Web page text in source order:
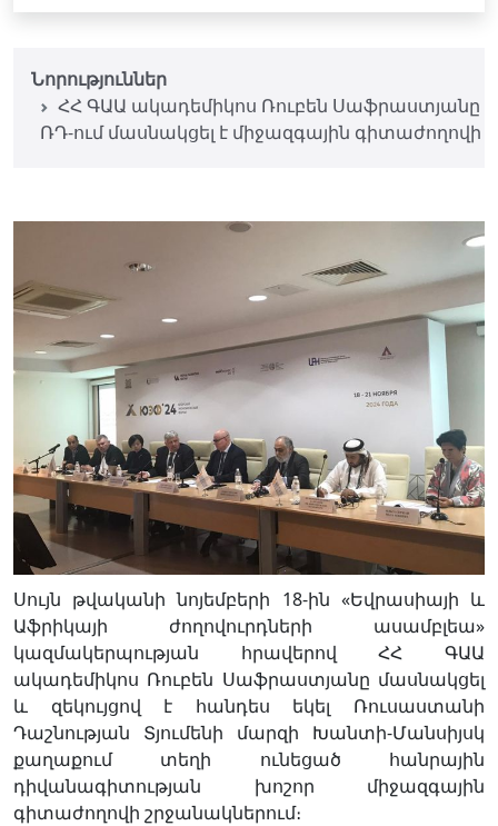
Նորություններ
ՀՀ ԳԱԱ ակադեմիկոս Ռուբեն Սաֆրաստյանը
ՌԴ-ում մասնակցել է միջազգային գիտաժողովի
Սույն թվականի նոյեմբերի 18-ին «Եվրասիայի և
Աֆրիկայի ժողովուրդների ասամբլեա»
կազմակերպության հրավերով ՀՀ ԳԱԱ
ակադեմիկոս Ռուբեն Սաֆրաստյանը մասնակցել
և զեկույցով է հանդես եկել Ռուսաստանի
Դաշնության Տյումենի մարզի Խանտի-Մանսիյսկ
քաղաքում տեղի ունեցած հանրային
դիվանագիտության խոշոր միջազգային
գիտաժողովի շրջանակներում։